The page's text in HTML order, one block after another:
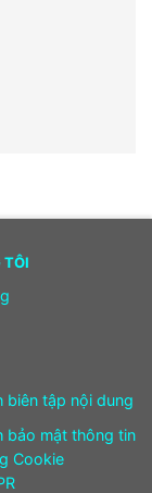
TÔI
biên tập nội dung
bảo mật thông tin
Cookie